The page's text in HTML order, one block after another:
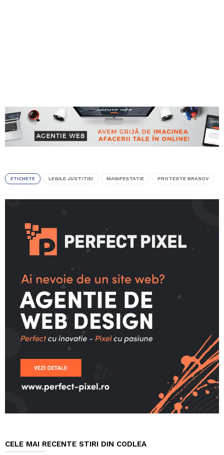
ETICHETE LEGILE JUSTITIEI MANIFESTATIE PROTESTE BRASOV
CELE MAI RECENTE STIRI DIN CODLEA